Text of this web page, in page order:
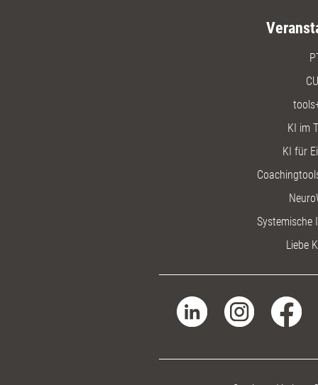
KI im
KI für
Systemische
Liebe